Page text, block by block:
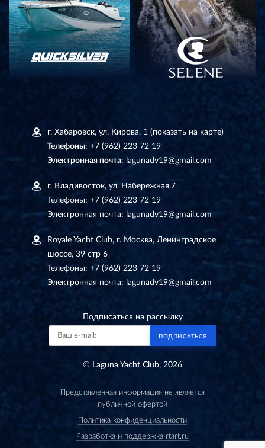
г. Хабаровск, ул. Кирова, 1 (показать на карте)
Телефоны: +7 (962) 223 72 19
Электронная почта: lagunadv19@gmail.com
г. Владивосток, ул. Набережная,7
Телефоны: +7 (962) 223 72 19
Электронная почта: lagunadv19@gmail.com
Royale Yacht Club, г. Москва, Ленинградское
шоссе, 39 стр 6
Телефоны: +7 (962) 223 72 19
Электронная почта: lagunadv19@gmail.com
Подписаться на рассылку
ПОДПИСАТЬСЯ
© Laguna Yacht Club, 2026
Представленная информация не является
публичной офертой
Политика конфиденциальности
Разработка и поддержка rtart.ru